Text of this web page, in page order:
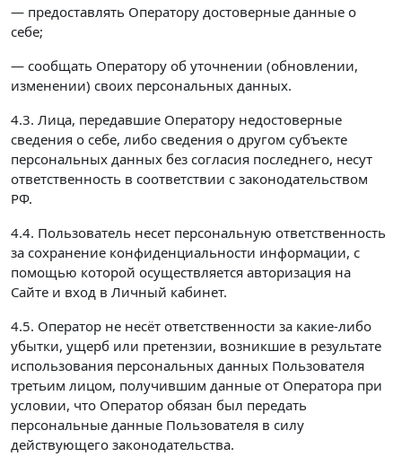
— предоставлять Оператору достоверные данные о
себе;
— сообщать Оператору об уточнении (обновлении,
изменении) своих персональных данных.
4.3. Лица, передавшие Оператору недостоверные
сведения о себе, либо сведения о другом субъекте
персональных данных без согласия последнего, несут
ответственность в соответствии с законодательством
РФ.
4.4. Пользователь несет персональную ответственность
за сохранение конфиденциальности информации, с
помощью которой осуществляется авторизация на
Сайте и вход в Личный кабинет.
4.5. Оператор не несёт ответственности за какие-либо
убытки, ущерб или претензии, возникшие в результате
использования персональных данных Пользователя
третьим лицом, получившим данные от Оператора при
условии, что Оператор обязан был передать
персональные данные Пользователя в силу
действующего законодательства.